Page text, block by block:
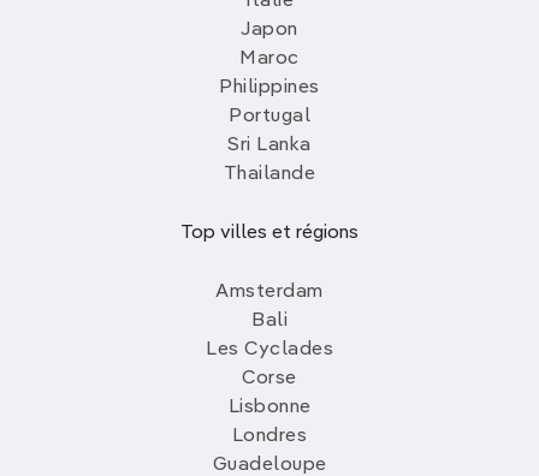
Japon
Maroc
Philippines
Portugal
Sri Lanka
Thailande
Top villes et régions
Amsterdam
Bali
Les Cyclades
Corse
Lisbonne
Londres
Guadeloupe